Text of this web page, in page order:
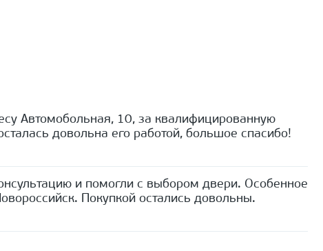
Автомобольная, 10, за квалифицированную
довольна его работой, большое спасибо!
и помогли с выбором двери. Особенное
Покупкой остались довольны.